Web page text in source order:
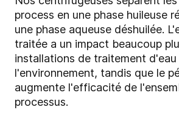
process en une phase huileuse
une phase aqueuse déshuilée.
traitée a un impact beaucoup
installations de traitement
l'environnement, tandis que le
augmente l'efficacité de
processus.